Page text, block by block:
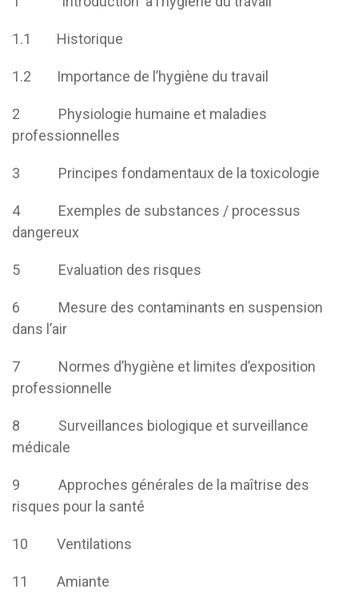
1.1 Historique
1.2 Importance de l’hygiène du travail
2 Physiologie humaine et maladies
professionnelles
3 Principes fondamentaux de la toxicologie
4 Exemples de substances / processus
dangereux
5 Evaluation des risques
6 Mesure des contaminants en suspension
dans l’air
7 Normes d’hygiène et limites d’exposition
professionnelle
8 Surveillances biologique et surveillance
médicale
9 Approches générales de la maîtrise des
risques pour la santé
10 Ventilations
11 Amiante